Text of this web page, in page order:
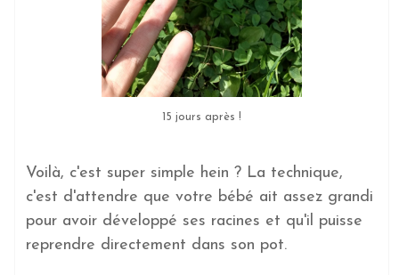
15 jours après !
Voilà, c'est super simple hein ? La technique,
c'est d'attendre que votre bébé ait assez grandi
pour avoir développé ses racines et qu'il puisse
reprendre directement dans son pot.